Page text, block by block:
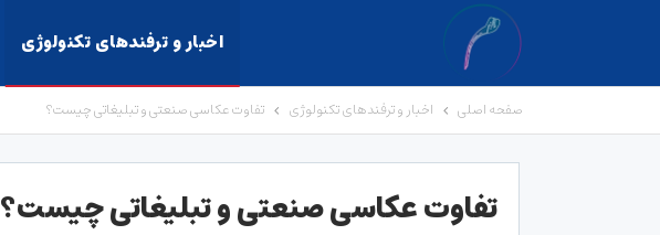
اخبار و ترفندهای تکنولوژی
صفحه اصلی اخبار و ترفندهای تکنولوژی تفاوت عکاسی صنعتی و تبلیغاتی چیست؟
تفاوت عکاسی صنعتی و تبلیغاتی چیست؟